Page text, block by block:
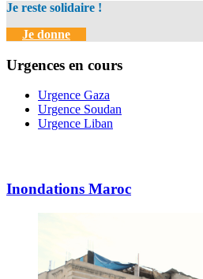
Je reste solidaire !
Je donne
Urgences en cours
Urgence Gaza
Urgence Soudan
Urgence Liban
Inondations Maroc